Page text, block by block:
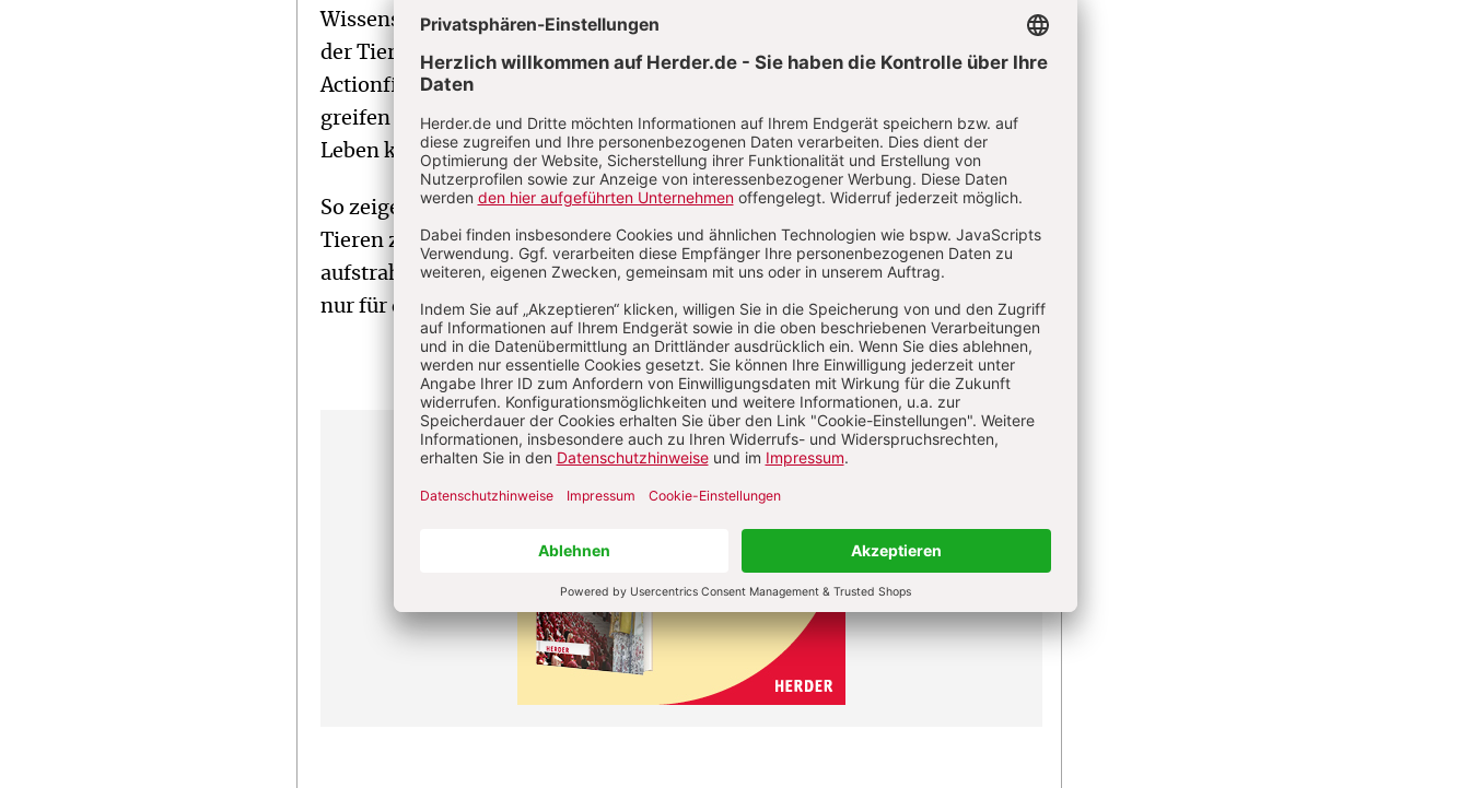
Wissenschaftler der Weltgeschichte für die Entwicklung einer Theologie
der Tiere herangezogen. Literarische Beispiele, Legenden und sogar ein
Actionfilm veranschaulichen die teilweise abstrakten Überlegungen und
greifen Erfahrungen auf, die die meisten Leser wohl aus ihrem eigenen
Leben kennen.
So zeigen manche Heiligenlegenden, was es heißen kann, in Frieden mit
Tieren zusammenzuleben, und wie darin ein Stück Paradies auf der Erde
aufstrahlen kann. Denn die biblische Verheißung auf Erlösung gilt nicht
nur für den Menschen, sondern für alles, was atmet.